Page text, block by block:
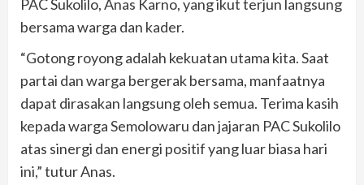
PAC Sukolilo, Anas Karno, yang ikut terjun langsung
bersama warga dan kader.
“Gotong royong adalah kekuatan utama kita. Saat
partai dan warga bergerak bersama, manfaatnya
dapat dirasakan langsung oleh semua. Terima kasih
kepada warga Semolowaru dan jajaran PAC Sukolilo
atas sinergi dan energi positif yang luar biasa hari
ini,” tutur Anas.